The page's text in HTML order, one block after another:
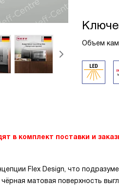
Объем
в комплект поставки и
Flex Design, что
матовая поверхность